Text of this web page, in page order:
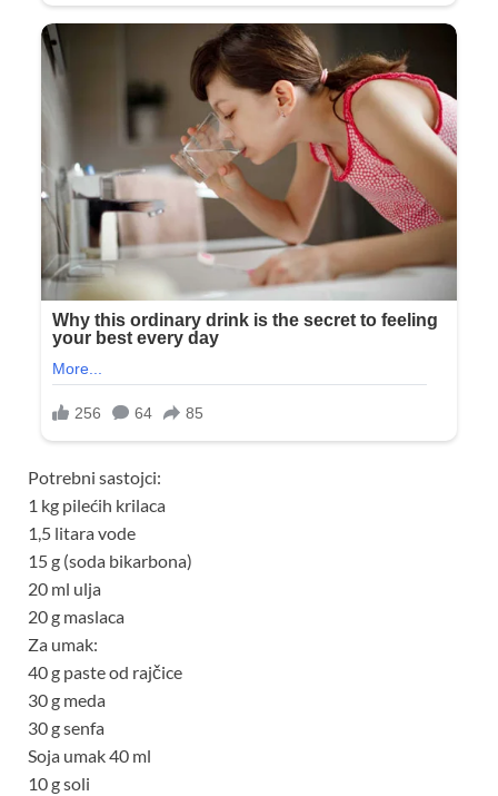
Potrebni sastojci:
1 kg pilećih krilaca
1,5 litara vode
15 g (soda bikarbona)
20 ml ulja
20 g maslaca
Za umak:
40 g paste od rajčice
30 g meda
30 g senfa
Soja umak 40 ml
10 g soli